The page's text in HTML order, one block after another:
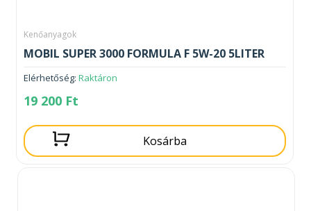
Kenőanyagok
MOBIL SUPER 3000 FORMULA F 5W-20 5LITER
Elérhetőség: Raktáron
19 200 Ft
Kosárba